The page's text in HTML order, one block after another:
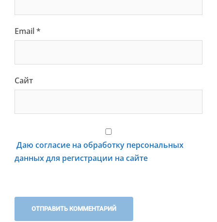
Email*
Сайт
Даю согласие на обработку персональных
данных для регистрации на сайте